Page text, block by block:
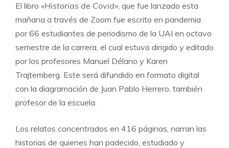
El libro «Historias de Covid», que fue lanzado esta
mañana a través de Zoom fue escrito en pandemia
por 66 estudiantes de periodismo de la UAI en octavo
semestre de la carrera, el cual estuvo dirigido y editado
por los profesores Manuel Délano y Karen
Trajtemberg. Este será difundido en formato digital
con la diagramación de Juan Pablo Herrero, también
profesor de la escuela.
Los relatos concentrados en 416 páginas, narran las
historias de quienes han padecido, estudiado y